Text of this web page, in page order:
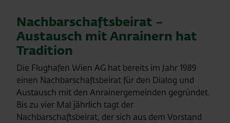
Nachbarschaftsbeirat –
Austausch mit Anrainern hat
Tradition
Die Flughafen Wien AG hat bereits im Jahr 1989
einen Nachbarschaftsbeirat für den Dialog und
Austausch mit den Anrainergemeinden gegründet.
Bis zu vier Mal jährlich tagt der
Nachbarschaftsbeirat, der sich aus dem Vorstand